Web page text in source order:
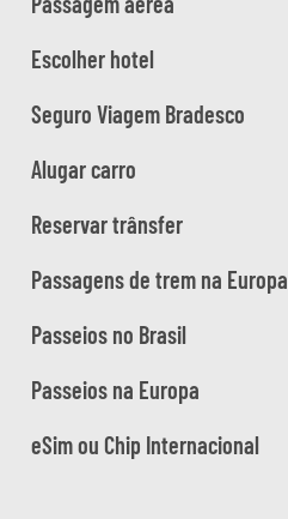
Escolher hotel
Seguro Viagem Bradesco
Alugar carro
Reservar trânsfer
Passagens de trem na Europa
Passeios no Brasil
Passeios na Europa
eSim ou Chip Internacional